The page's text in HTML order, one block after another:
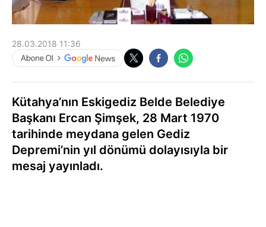
28.03.2018 11:36
Kütahya’nın Eskigediz Belde Belediye
Başkanı Ercan Şimşek, 28 Mart 1970
tarihinde meydana gelen Gediz
Depremi’nin yıl dönümü dolayısıyla bir
mesaj yayınladı.